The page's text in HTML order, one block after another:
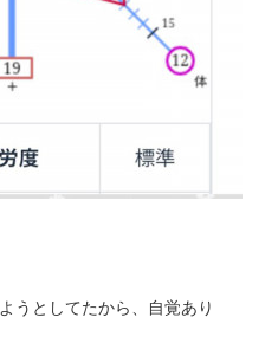
うとしてたから、自覚あり